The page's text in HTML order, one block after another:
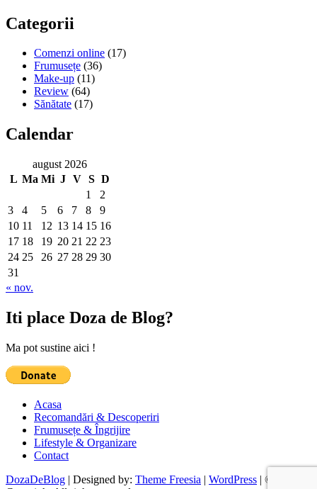
Categorii
Comenzi online (17)
Frumusețe (36)
Make-up (11)
Review (64)
Sănătate (17)
Calendar
august 2026
L Ma Mi J V S D
1
2
3
4 5 6 7 8
9
10 11 12 13 14 15 16
17 18 19 20 21 22 23
24 25 26 27 28 29 30
31
« nov.
Iti place Doza de Blog?
Ma pot sustine aici !
Acasa
Recomandări & Descoperiri
Frumusețe & Îngrijire
Lifestyle & Organizare
Contact
DozaDeBlog | Designed by: Theme Freesia | WordPress | ©